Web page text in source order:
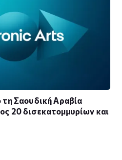
Σαουδική Αραβία
20 δισεκατομμυρίων και